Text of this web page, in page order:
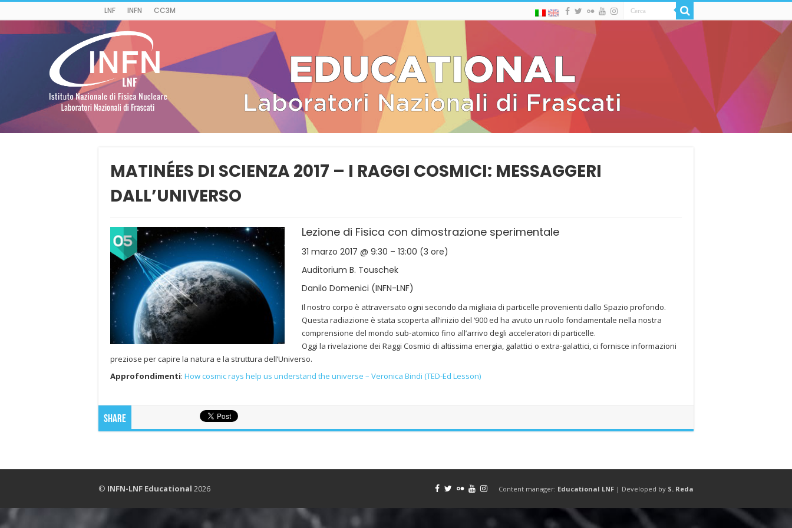
LNF INFN CC3M
MATINÉES DI SCIENZA 2017 – I RAGGI COSMICI: MESSAGGERI
DALL’UNIVERSO
Lezione di Fisica con dimostrazione sperimentale
31 marzo 2017 @ 9:30 – 13:00 (3 ore)
Auditorium B. Touschek
Danilo Domenici (INFN-LNF)
Il nostro corpo è attraversato ogni secondo da migliaia di particelle provenienti dallo Spazio profondo.
Questa radiazione è stata scoperta all’inizio del ‘900 ed ha avuto un ruolo fondamentale nella nostra
comprensione del mondo sub-atomico fino all’arrivo degli acceleratori di particelle.
Oggi la rivelazione dei Raggi Cosmici di altissima energia, galattici o extra-galattici, ci fornisce informazioni
preziose per capire la natura e la struttura dell’Universo.
Approfondimenti: How cosmic rays help us understand the universe – Veronica Bindi (TED-Ed Lesson)
Share
Content manager: Educational LNF | Developed by S. Reda
© INFN-LNF Educational 2026